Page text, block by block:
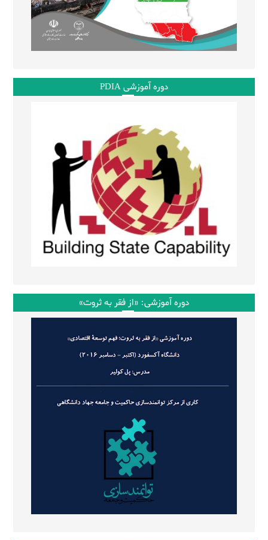
دوره آموزشی PDIA
دوره آموزشی: «از فقر به ثروت»